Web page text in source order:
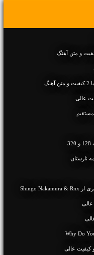
عالی
مستقیم
نارستان
عالی
کیفیت عالی